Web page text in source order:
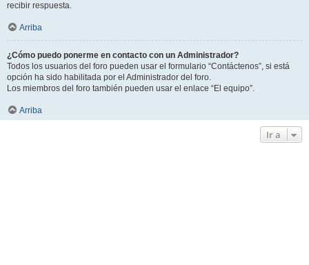
recibir respuesta.
Arriba
¿Cómo puedo ponerme en contacto con un Administrador?
Todos los usuarios del foro pueden usar el formulario “Contáctenos”, si está
opción ha sido habilitada por el Administrador del foro.
Los miembros del foro también pueden usar el enlace “El equipo”.
Arriba
Ir a